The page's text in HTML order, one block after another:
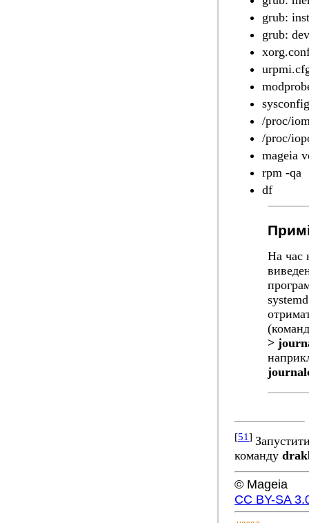
grub:
grub:
/proc/
/proc/
mageia
rpm -qa
df
На час
>
[51]
команду
© Mageia
CC BY-SA